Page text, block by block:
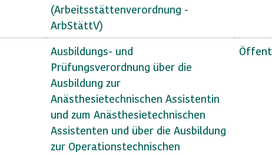
(Arbeitsstättenverordnung -
ArbStättV)
Ausbildungs- und
Prüfungsverordnung über die
Ausbildung zur
Anästhesietechnischen Assistentin
und zum Anästhesietechnischen
Assistenten und über die Ausbildung
zur Operationstechnischen